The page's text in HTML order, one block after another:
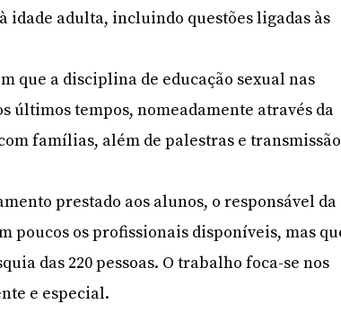
idade adulta, incluindo questões ligadas às
que a disciplina de educação sexual nas
últimos tempos, nomeadamente através da
famílias, além de palestras e transmissão
prestado aos alunos, o responsável da
poucos os profissionais disponíveis, mas
das 220 pessoas. O trabalho foca-se nos
e especial.